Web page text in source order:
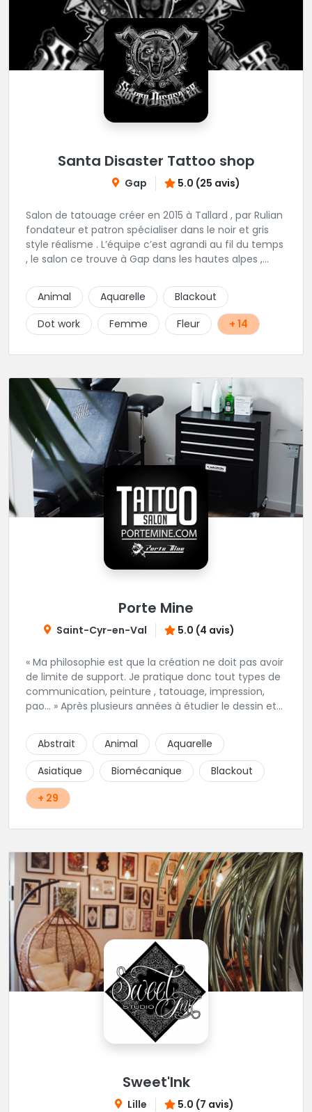
Santa Disaster Tattoo shop
Gap 5.0 (25 avis)
Salon de tatouage créer en 2015 à Tallard , par Rulian
fondateur et patron spécialiser dans le noir et gris
style réalisme . L’équipe c’est agrandi au fil du temps
, le salon ce trouve à Gap dans les hautes alpes ,
distinct et différent , noir et gris , couleur , réalisme ,
trad , neotrad etc
Animal Aquarelle
Blackout
Dot work
Femme Fleur + 14
Porte Mine
Saint-Cyr-en-Val 5.0 (4 avis)
« Ma philosophie est que la création ne doit pas avoir
de limite de support. Je pratique donc tout types de
communication, peinture , tatouage, impression,
pao… » Après plusieurs années à étudier le dessin et
salon. Dans le respect des règles d’hygiènes, Nicolas
vous conseille, réalise vos dessins et tatouage pour
votre plaisir dans une ambiance décontractée.
Abstrait Animal
Aquarelle
Asiatique
Biomécanique
Blackout
+ 29
Sweet'Ink
Lille 5.0 (7 avis)